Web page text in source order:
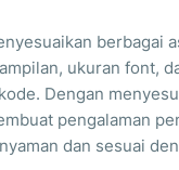
berbagai
ukuran font,
Dengan
pengalaman
dan sesuai